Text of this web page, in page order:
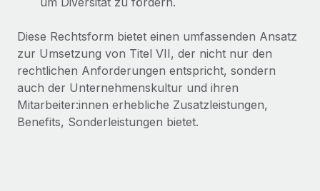
Diese Rechtsform bietet einen umfassenden Ansatz
zur Umsetzung von Titel VII, der nicht nur den
rechtlichen Anforderungen entspricht, sondern
auch der Unternehmenskultur und ihren
Mitarbeiter:innen erhebliche Zusatzleistungen,
Benefits, Sonderleistungen bietet.